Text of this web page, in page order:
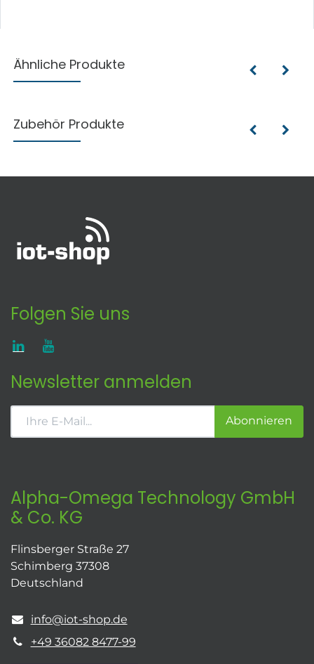
Ähnliche Produkte
Zubehör Produkte
Folgen Sie uns
Newsletter anmelden
Abonnieren
Alpha-Omega Technology GmbH
& Co. KG
Flinsberger Straße 27
Schimberg 37308
Deutschland
info@iot-shop.de
+49 36082 8477-99